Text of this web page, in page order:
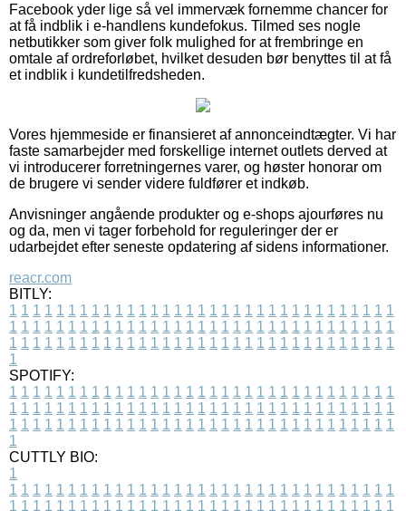
Facebook yder lige så vel immervæk fornemme chancer for
at få indblik i e-handlens kundefokus. Tilmed ses nogle
netbutikker som giver folk mulighed for at frembringe en
omtale af ordreforløbet, hvilket desuden bør benyttes til at få
et indblik i kundetilfredsheden.
Vores hjemmeside er finansieret af annonceindtægter. Vi har
faste samarbejder med forskellige internet outlets derved at
vi introducerer forretningernes varer, og høster honorar om
de brugere vi sender videre fuldfører et indkøb.
Anvisninger angående produkter og e-shops ajourføres nu
og da, men vi tager forbehold for reguleringer der er
udarbejdet efter seneste opdatering af sidens informationer.
reacr.com
BITLY:
1 1 1 1 1 1 1 1 1 1 1 1 1 1 1 1 1 1 1 1 1 1 1 1 1 1 1 1 1 1 1 1 1
1 1 1 1 1 1 1 1 1 1 1 1 1 1 1 1 1 1 1 1 1 1 1 1 1 1 1 1 1 1 1 1 1
1 1 1 1 1 1 1 1 1 1 1 1 1 1 1 1 1 1 1 1 1 1 1 1 1 1 1 1 1 1 1 1 1
1
SPOTIFY:
1 1 1 1 1 1 1 1 1 1 1 1 1 1 1 1 1 1 1 1 1 1 1 1 1 1 1 1 1 1 1 1 1
1 1 1 1 1 1 1 1 1 1 1 1 1 1 1 1 1 1 1 1 1 1 1 1 1 1 1 1 1 1 1 1 1
1 1 1 1 1 1 1 1 1 1 1 1 1 1 1 1 1 1 1 1 1 1 1 1 1 1 1 1 1 1 1 1 1
1
CUTTLY BIO:
1
1 1 1 1 1 1 1 1 1 1 1 1 1 1 1 1 1 1 1 1 1 1 1 1 1 1 1 1 1 1 1 1 1
1 1 1 1 1 1 1 1 1 1 1 1 1 1 1 1 1 1 1 1 1 1 1 1 1 1 1 1 1 1 1 1 1